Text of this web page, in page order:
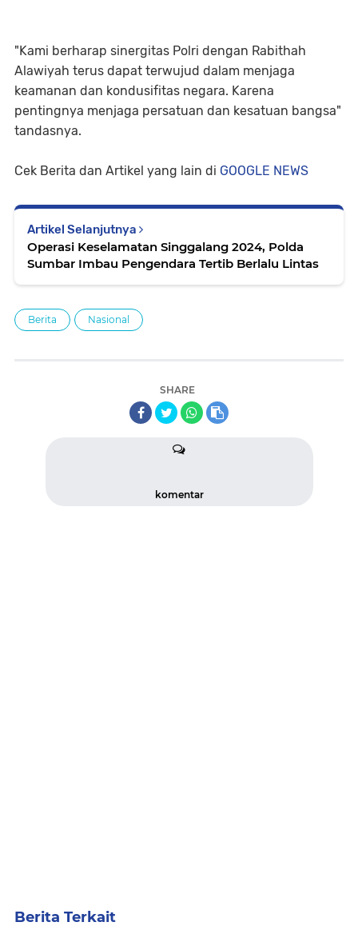
"Kami berharap sinergitas Polri dengan Rabithah
Alawiyah terus dapat terwujud dalam menjaga
keamanan dan kondusifitas negara. Karena
pentingnya menjaga persatuan dan kesatuan bangsa"
tandasnya.
Cek Berita dan Artikel yang lain di GOOGLE NEWS
Artikel Selanjutnya
Operasi Keselamatan Singgalang 2024, Polda
Sumbar Imbau Pengendara Tertib Berlalu Lintas
Berita Nasional
SHARE
komentar
Berita Terkait